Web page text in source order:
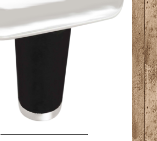
- - - - - - - - - - - - - - - - - - - - - -